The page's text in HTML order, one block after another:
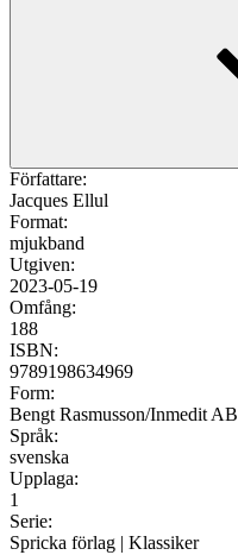
Författare:
Jacques Ellul
Format:
mjukband
Utgiven:
2023-05-19
Omfång:
188
ISBN:
9789198634969
Form:
Bengt Rasmusson/Inmedit AB
Språk:
svenska
Upplaga:
1
Serie:
Spricka förlag | Klassiker